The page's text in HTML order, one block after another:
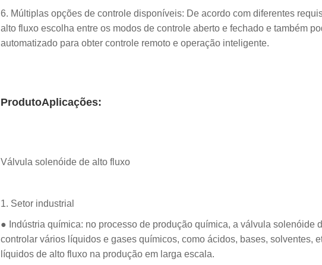
6. Múltiplas opções de controle disponíveis: De acordo com diferentes
alto fluxo escolha entre os modos de controle aberto e fechado e também
automatizado para obter controle remoto e operação inteligente.
ProdutoAplicações:
Válvula solenóide de alto fluxo
1. Setor industrial
● Indústria química: no processo de produção química, a válvula solenóide
controlar vários líquidos e gases químicos, como ácidos, bases, solventes,
líquidos de alto fluxo na produção em larga escala.